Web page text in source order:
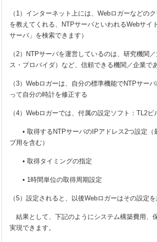
（1）インターネット上には、Webロガーなどの
を教えてくれる、NTPサーバといわれるWebサ
サーバ」を検索できます）
（2）NTPサーバを運営しているのは、研究機関
ス・プロバイダ）など、信頼できる機関／企業で
（3）Webロガーは、自分の標準機能でNTPサー
って自分の時計を修正する
（4）Webロガーでは、付属の設定ソフト：TL2
• 取得するNTPサーバのIPアドレス2つ設定（
プ用を含む）
• 取得タイミングの指定
• 1時間単位の取得周期設定
（5）設定されると、以後Webロガーはその設定
結果として、下記のようにシステム構築費用、
実現できます。